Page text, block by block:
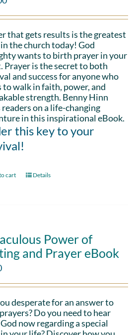
that gets results is the greatest
the church today! God
wants to birth prayer in your
Prayer is the secret to both
and success for anyone who
to walk in faith, power, and
strength. Benny Hinn
readers on a life-changing
in this inspirational eBook.
this key to your
cart Details
Power of
and Prayer eBook
desperate for an answer to
Do you need to hear
now regarding a special